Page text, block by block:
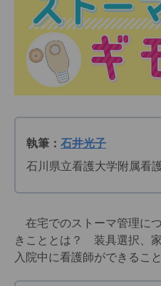
執筆： 石井光子
石川県立看護大学附属看
在宅でのストーマ管理に
きこととは？ 装具選択、
入院中に看護師ができるこ